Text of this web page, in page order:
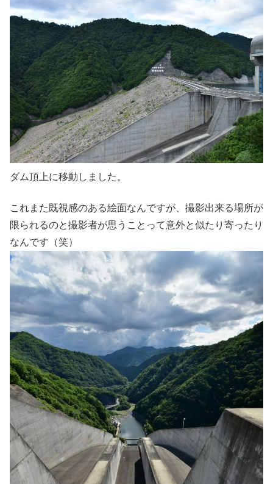
ダム頂上に移動しました。
これまた既視感のある絵面なんですが、撮影出来る場所が
限られるのと撮影者が思うことって意外と似たり寄ったり
なんです（笑）